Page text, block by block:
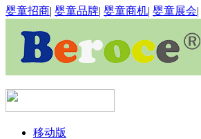
婴童招商| 婴童品牌| 婴童商机| 婴童展会|
移动版